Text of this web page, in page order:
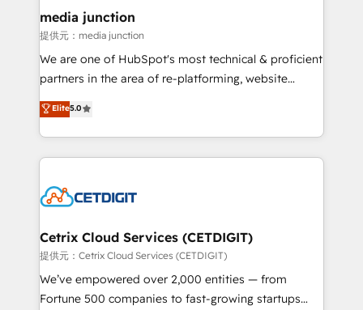
Mexico, USA, and Portugal—we've executed over a
hundred successful operations. Our approach,
rooted in RevOps principles, integrates analysis,
training, planning, and qualification. Leveraging
inbound marketing tactics, we focus on
understanding, nurturing, and converting leads.
competitive market.
media junction
提供元：media junction
We are one of HubSpot's most technical & proficient
partners in the area of re-platforming, website
design & development. We specialize in multi-hub
implementations for mid-market & enterprise
companies. We are woman-owned, powered by
coffee, and we ❤️ dogs. We produce award-winning
Impact Award 🏆2022 Technical Expertise Impact
Award 🏆2020 Elite Solutions Partner 🏆2019
Integrations HubSpot Impact Award 🏆2019
Marketing Enablement HubSpot Impact Award 🏆
2018 Website Design HubSpot Impact Award 🏆2017
Elite5.0
Cetrix Cloud Services (CETDIGIT)
提供元：Cetrix Cloud Services (CETDIGIT)
We’ve empowered over 2,000 entities — from
Fortune 500 companies to fast-growing startups